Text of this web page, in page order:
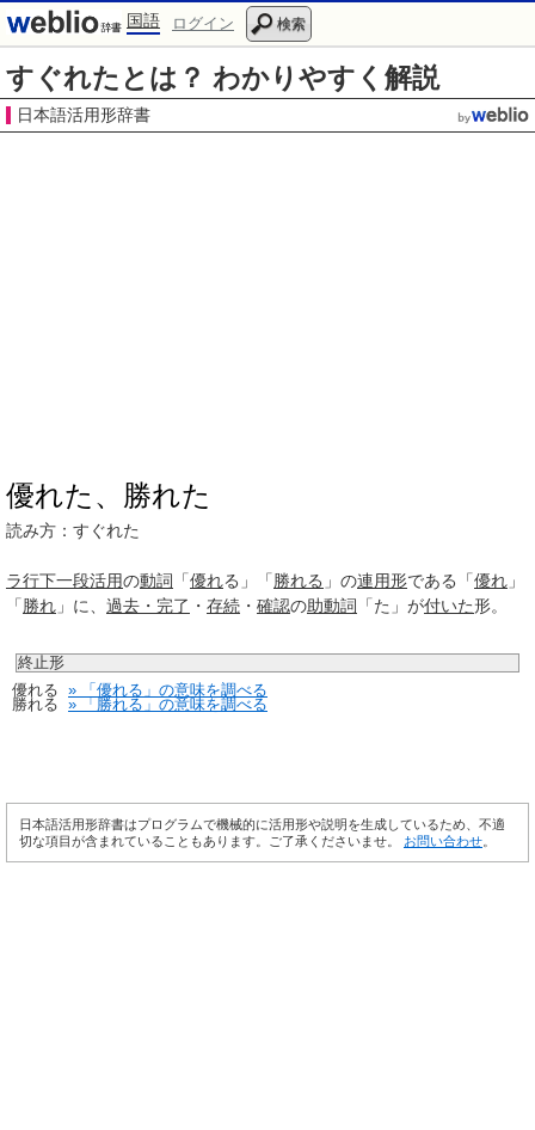
国語 ログイン 検索
すぐれたとは？ わかりやすく解説
日本語活用形辞書
優れた、勝れた
読み方：すぐれた
ラ行下一段活用の動詞 「優れる」「 勝れる 」の連用形である「優れ 」
「 勝れ 」に、 過去・完了 ・ 存続 ・ 確認の助動詞 「た」が付いた形。
終止形
優れる » 「優れる」の意味を調べる
勝れる » 「勝れる」の意味を調べる
日本語活用形辞書はプログラムで機械的に活用形や説明を生成しているため、不適
切な項目が含まれていることもあります。ご了承くださいませ。 お問い合わせ